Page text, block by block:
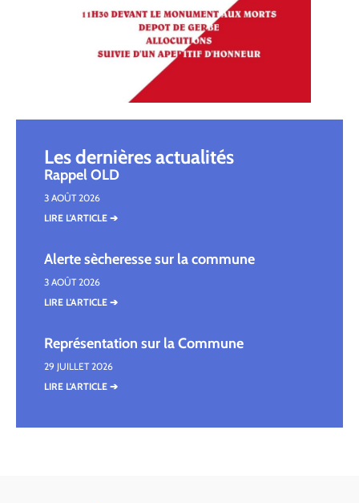
Les dernières actualités
Rappel OLD
3 AOÛT 2026
LIRE L'ARTICLE ➔
Alerte sècheresse sur la commune
3 AOÛT 2026
LIRE L'ARTICLE ➔
Représentation sur la Commune
29 JUILLET 2026
LIRE L'ARTICLE ➔